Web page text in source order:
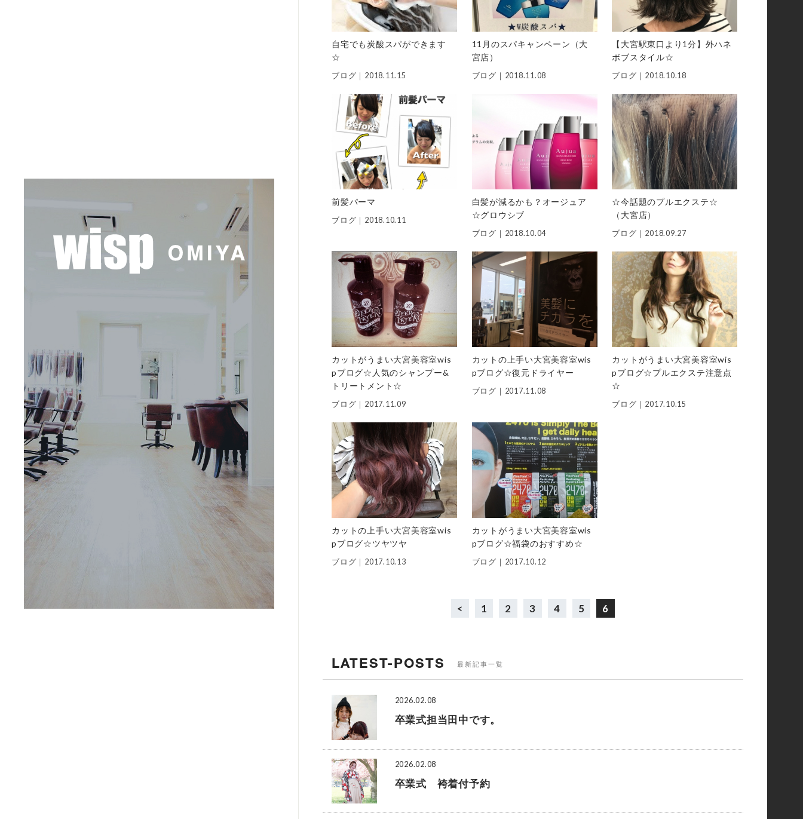
自宅でも炭酸スパができます
☆
ブログ｜ 2018.11.15
11月のスパキャンペーン（大
宮店）
ブログ｜ 2018.11.08
【大宮駅東口より1分】外ハネ
ボブスタイル☆
ブログ｜ 2018.10.18
前髪パーマ
ブログ｜ 2018.10.11
白髪が減るかも？オージュア
☆グロウシブ
ブログ｜ 2018.10.04
☆今話題のプルエクステ☆
（大宮店）
ブログ｜ 2018.09.27
カットがうまい大宮美容室wis
pブログ☆人気のシャンプー&
トリートメント☆
ブログ｜ 2017.11.09
カットの上手い大宮美容室wis
pブログ☆復元ドライヤー
ブログ｜ 2017.11.08
カットがうまい大宮美容室wis
pブログ☆プルエクステ注意点
☆
ブログ｜ 2017.10.15
カットの上手い大宮美容室wis
pブログ☆ツヤツヤ
ブログ｜ 2017.10.13
カットがうまい大宮美容室wis
pブログ☆福袋のおすすめ☆
ブログ｜ 2017.10.12
< 1 2 3 4 5 6
LATEST-POSTS 最新記事一覧
2026.02.08
卒業式担当田中です。
2026.02.08
卒業式 袴着付予約